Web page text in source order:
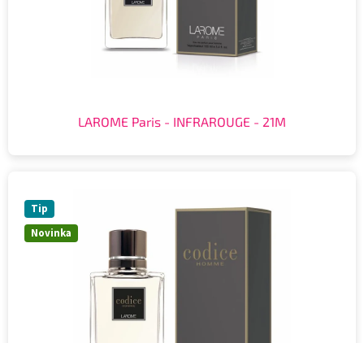
LAROME Paris - INFRAROUGE - 21M
Novinka
Tip